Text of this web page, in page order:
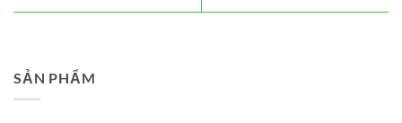
SẢN PHẨM